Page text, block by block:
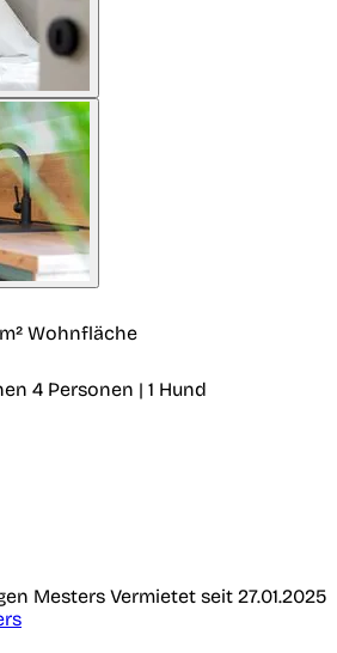
Wohnfläche
4 Personen | 1 Hund
Mesters Vermietet seit 27.01.2025